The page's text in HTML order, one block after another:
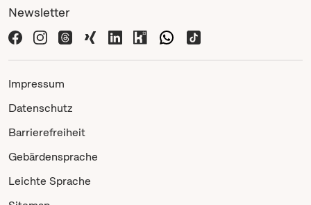
Newsletter
Impressum
Datenschutz
Barrierefreiheit
Gebärdensprache
Leichte Sprache